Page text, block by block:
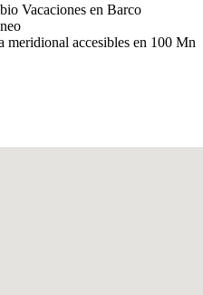
Vacaciones en Barco
meridional accesibles en 100 Mn